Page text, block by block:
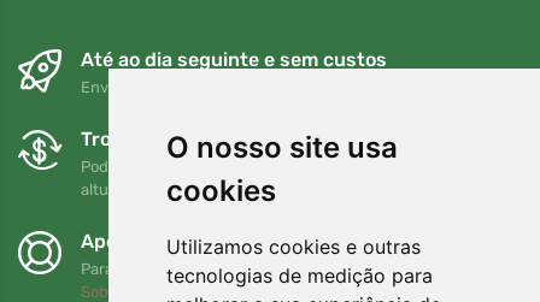
O nosso site usa
cookies
Utilizamos cookies e outras
tecnologias de medição para
Até ao dia seguinte e sem custos
Envio gratuito para encomendas superiores a 80 EUR
Trocas e devoluções gratuitas
Pode devolver ou trocar a sua encomenda em qualquer
altura no prazo de 90 dias
Apoiamos a Trees.org
Para cada encomenda plantamos uma árvore! Leia mais
Sobre nós